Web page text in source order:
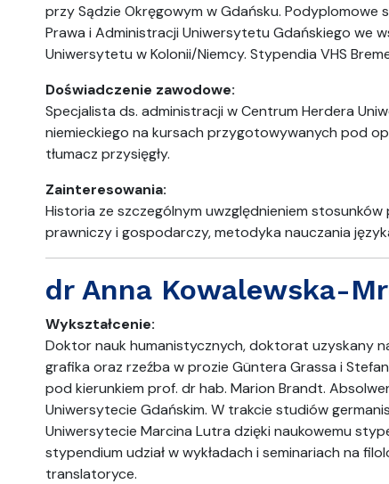
przy Sądzie Okręgowym w Gdańsku. Podyplomowe
Prawa i Administracji Uniwersytetu Gdańskiego we
Uniwersytetu w Kolonii/Niemcy. Stypendia VHS
Doświadczenie zawodowe:
Specjalista ds. administracji w Centrum Herdera
niemieckiego na kursach przygotowywanych pod
tłumacz przysięgły.
Zainteresowania:
Historia ze szczególnym uwzględnieniem
prawniczy i gospodarczy, metodyka nauczania
dr Anna Kowalewska-
Wykształcenie:
Doktor nauk humanistycznych, doktorat uzyskany
grafika oraz rzeźba w prozie Güntera Grassa i
pod kierunkiem prof. dr hab. Marion Brandt.
Uniwersytecie Gdańskim. W trakcie studiów
Uniwersytecie Marcina Lutra dzięki naukowemu
stypendium udział w wykładach i seminariach na
translatoryce.